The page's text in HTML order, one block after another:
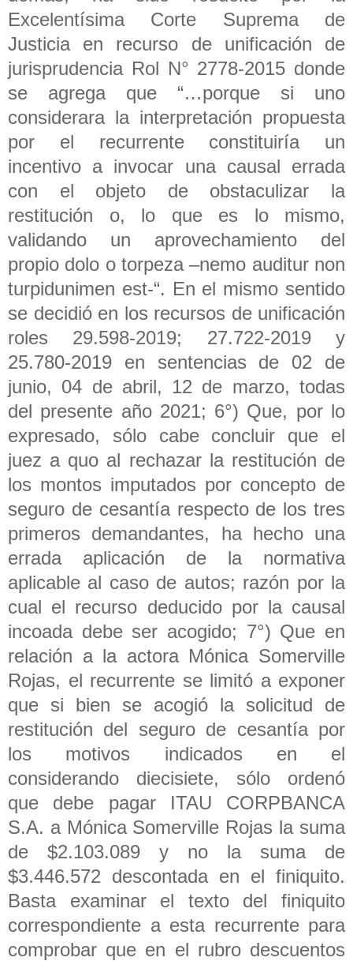
Excelentísima Corte Suprema de
Justicia en recurso de unificación de
jurisprudencia Rol N° 2778-2015 donde
se agrega que “…porque si uno
considerara la interpretación propuesta
por el recurrente constituiría un
incentivo a invocar una causal errada
con el objeto de obstaculizar la
restitución o, lo que es lo mismo,
validando un aprovechamiento del
propio dolo o torpeza –nemo auditur non
turpidunimen est-“. En el mismo sentido
se decidió en los recursos de unificación
roles 29.598-2019; 27.722-2019 y
25.780-2019 en sentencias de 02 de
junio, 04 de abril, 12 de marzo, todas
del presente año 2021; 6°) Que, por lo
expresado, sólo cabe concluir que el
juez a quo al rechazar la restitución de
los montos imputados por concepto de
seguro de cesantía respecto de los tres
primeros demandantes, ha hecho una
errada aplicación de la normativa
aplicable al caso de autos; razón por la
cual el recurso deducido por la causal
incoada debe ser acogido; 7°) Que en
relación a la actora Mónica Somerville
Rojas, el recurrente se limitó a exponer
que si bien se acogió la solicitud de
restitución del seguro de cesantía por
los motivos indicados en el
considerando diecisiete, sólo ordenó
que debe pagar ITAU CORPBANCA
S.A. a Mónica Somerville Rojas la suma
de $2.103.089 y no la suma de
$3.446.572 descontada en el finiquito.
Basta examinar el texto del finiquito
correspondiente a esta recurrente para
comprobar que en el rubro descuentos